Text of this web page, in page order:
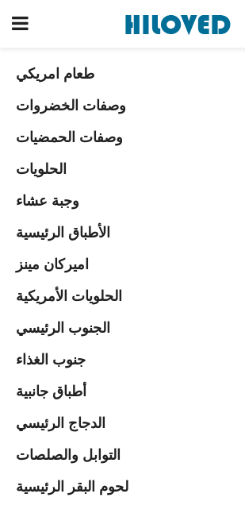
طعام امريكي
وصفات الخضروات
وصفات الحمضيات
الحلويات
وجبة عشاء
الأطباق الرئيسية
اميركان مينز
الحلويات الأمريكية
الجنوب الرئيسي
جنوب الغذاء
أطباق جانبية
الدجاج الرئيسي
التوابل والصلصات
لحوم البقر الرئيسية